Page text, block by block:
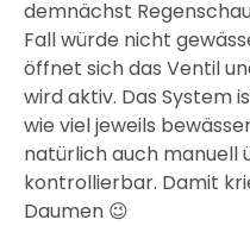
demnächst
Fall würde nicht
öffnet sich das Ventil
wird aktiv. Das System
wie viel jeweils
natürlich auch manuell
kontrollierbar. Damit
Daumen 😉